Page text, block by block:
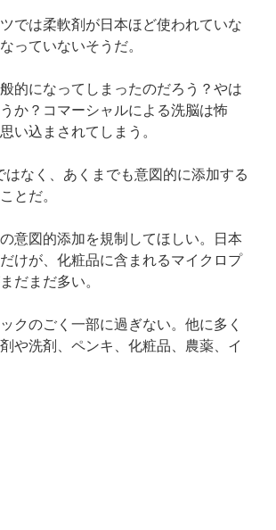
では柔軟剤が日本ほど使われていな
っていないそうだ。
的になってしまったのだろう？やは
か？コマーシャルによる洗脳は怖
い込まされてしまう。
なく、あくまでも意図的に添加する
とだ。
意図的添加を規制してほしい。日本
けが、化粧品に含まれるマイクロプ
だまだ多い。
クのごく一部に過ぎない。他に多く
や洗剤、ペンキ、化粧品、農薬、イ